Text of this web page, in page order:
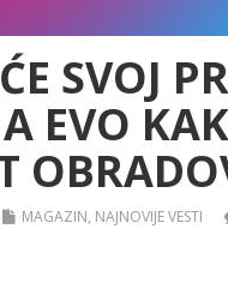
SVOJ
EVO
MAGAZIN, NAJNOVIJE VESTI